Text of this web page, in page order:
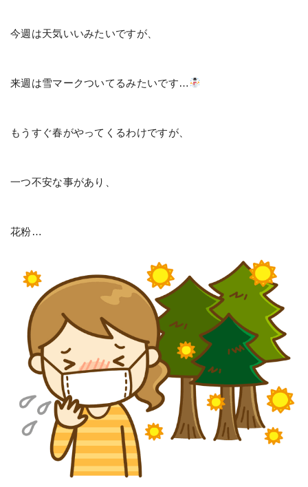
今週は天気いいみたいですが、
来週は雪マークついてるみたいです…
もうすぐ春がやってくるわけですが、
一つ不安な事があり、
花粉…